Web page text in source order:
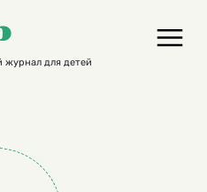
журнал для детей